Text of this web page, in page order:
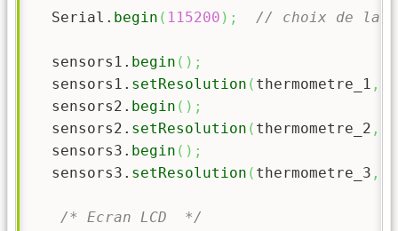
  Serial.
begin ( 115200 ) ; // choix de la
  sensors1.
begin ( ) ;
  sensors1.
setResolution ( thermometre_1 ,
  sensors2.
begin ( ) ;
  sensors2.
setResolution ( thermometre_2 ,
  sensors3.
begin ( ) ;
  sensors3.
setResolution ( thermometre_3 ,
/* Ecran LCD  */